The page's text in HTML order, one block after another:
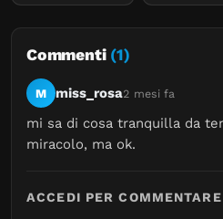
Commenti (1)
M miss_rosa2 mesi fa
mi sa di cosa tranquilla da
miracolo, ma ok.
ACCEDI PER COMMENTARE